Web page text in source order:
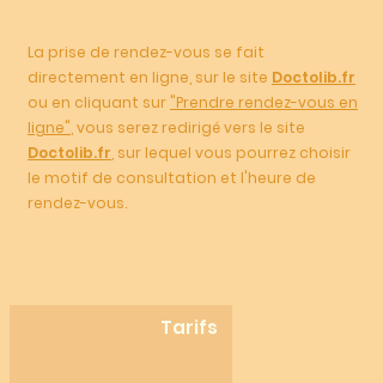
La prise de rendez-vous se fait
directement en ligne, sur le site Doctolib.fr
ou en cliquant sur "Prendre rendez-vous en
ligne" , vous serez redirigé vers le site
Doctolib.fr , sur lequel vous pourrez choisir
le motif de consultation et l'heure de
rendez-vous.
Tarifs